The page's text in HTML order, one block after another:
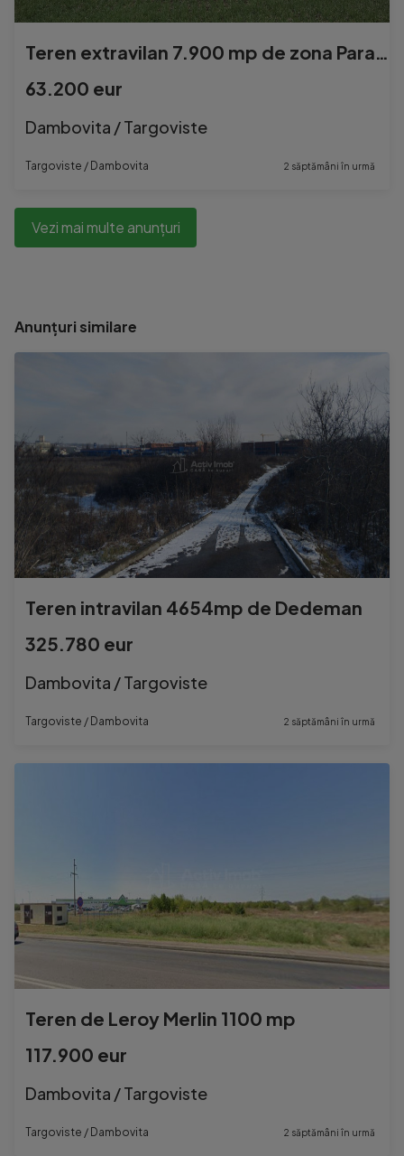
Teren extravilan 7.900 mp de zona Parapet Targovi#537;te
63.200 eur
Dambovita / Targoviste
Targoviste / Dambovita 2 săptămâni în urmă
Vezi mai multe anunțuri
Anunțuri similare
Teren intravilan 4654mp de Dedeman
325.780 eur
Dambovita / Targoviste
Targoviste / Dambovita 2 săptămâni în urmă
Teren de Leroy Merlin 1100 mp
117.900 eur
Dambovita / Targoviste
Targoviste / Dambovita 2 săptămâni în urmă